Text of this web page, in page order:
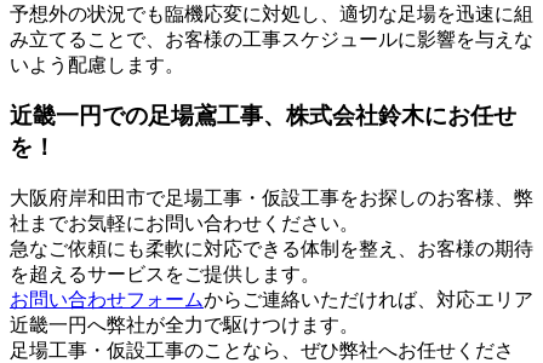
予想外の状況でも臨機応変に対処し、適切な足場を迅速に組
み立てることで、お客様の工事スケジュールに影響を与えな
いよう配慮します。
近畿一円での足場鳶工事、株式会社鈴木にお任せ
を！
大阪府岸和田市で足場工事・仮設工事をお探しのお客様、弊
社までお気軽にお問い合わせください。
急なご依頼にも柔軟に対応できる体制を整え、お客様の期待
を超えるサービスをご提供します。
お問い合わせフォームからご連絡いただければ、対応エリア
近畿一円へ弊社が全力で駆けつけます。
足場工事・仮設工事のことなら、ぜひ弊社へお任せくださ